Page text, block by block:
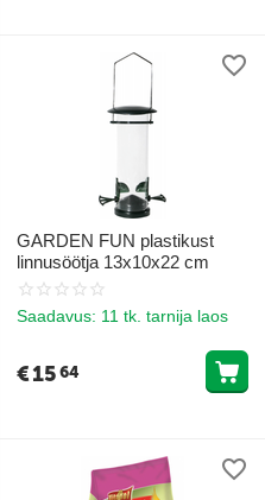
GARDEN FUN plastikust
linnusöötja 13x10x22 cm
Saadavus: 11 tk. tarnija laos
€1564